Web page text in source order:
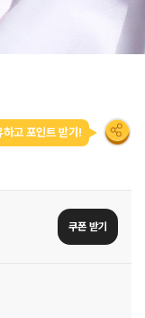
하고 포인트 받기!
쿠폰 받기